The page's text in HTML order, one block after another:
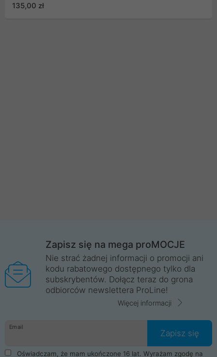
mAh biały (DGZG-02)
135,00 zł
Zapisz się na mega proMOCJE
Nie strać żadnej informacji o promocji ani
kodu rabatowego dostępnego tylko dla
subskrybentów. Dołącz teraz do grona
odbiorców newslettera ProLine!
Więcej informacji
Email
Zapisz się
Oświadczam, że mam ukończone 16 lat. Wyrażam zgodę na